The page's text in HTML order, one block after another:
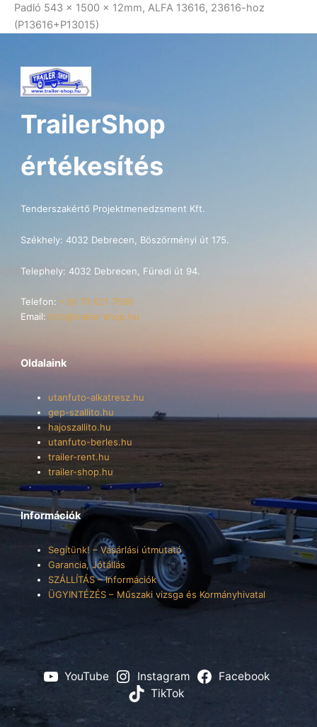
Padló 543 x 1500 x 12mm, ALFA 13616, 23616-hoz
(P13616+P13015)
TrailerShop
értékesítés
Tenderszakértő Projektmenedzsment Kft.
Székhely: 4032 Debrecen, Böszörményi út 175.
Telephely: 4032 Debrecen, Füredi út 94.
Telefon: +36 70 621 7696
Email: info@trailer-shop.hu
Oldalaink
utanfuto-alkatresz.hu
gep-szallito.hu
hajoszallito.hu
utanfuto-berles.hu
trailer-rent.hu
trailer-shop.hu
Információk
Segítünk! – Vásárlási útmutató
Garancia, Jótállás
SZÁLLÍTÁS – Információk
ÜGYINTÉZÉS – Műszaki vizsga és Kormányhivatal
YouTube Instagram
Facebook
TikTok